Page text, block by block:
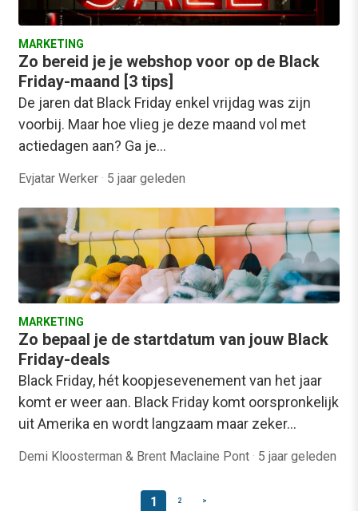
MARKETING
Zo bereid je je webshop voor op de Black
Friday-maand [3 tips]
De jaren dat Black Friday enkel vrijdag was zijn
voorbij. Maar hoe vlieg je deze maand vol met
actiedagen aan? Ga je…
Evjatar Werker · 5 jaar geleden
MARKETING
Zo bepaal je de startdatum van jouw Black
Friday-deals
Black Friday, hét koopjesevenement van het jaar
komt er weer aan. Black Friday komt oorspronkelijk
uit Amerika en wordt langzaam maar zeker…
Demi Kloosterman & Brent Maclaine Pont · 5 jaar geleden
1 2 >